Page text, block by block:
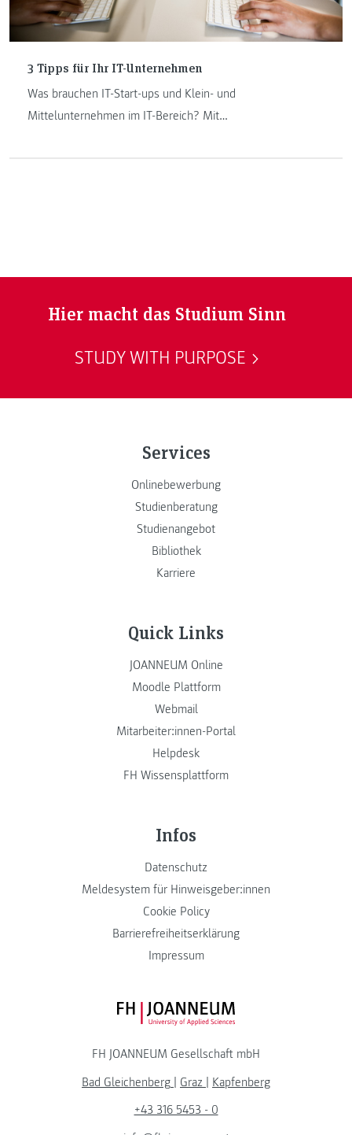
3 Tipps für Ihr IT-Unternehmen
Was brauchen IT-Start-ups und Klein- und
Mittelunternehmen im IT-Bereich? Mit
Hier macht das Studium Sinn
STUDY WITH PURPOSE
Services
Onlinebewerbung
Studienberatung
Studienangebot
Bibliothek
Karriere
Quick Links
JOANNEUM Online
Moodle Plattform
Webmail
Mitarbeiter:innen-Portal
Helpdesk
FH Wissensplattform
Infos
Datenschutz
Meldesystem für Hinweisgeber:innen
Cookie Policy
Barrierefreiheitserklärung
Impressum
FH JOANNEUM Logo
FH JOANNEUM Gesellschaft mbH
Bad Gleichenberg | Graz | Kapfenberg
+43 316 5453 - 0